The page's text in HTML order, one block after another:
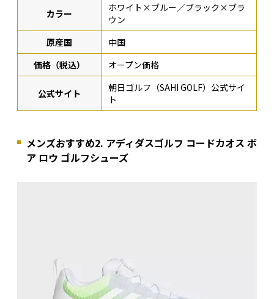
カラー
ホワイト×ブルー／ブラック×ブラ
ウン
原産国
中国
価格（税込）
オープン価格
公式サイト
朝日ゴルフ（SAHI GOLF）公式サイ
ト
メンズおすすめ2. アディダスゴルフ コードカオス ボ
ア ロウ ゴルフシューズ